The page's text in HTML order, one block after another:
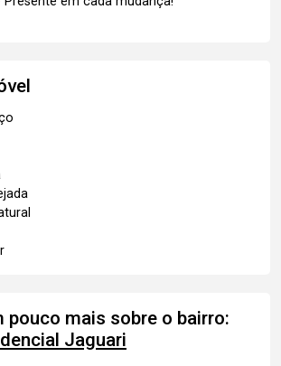
pouco mais sobre o bairro:
Jaguari